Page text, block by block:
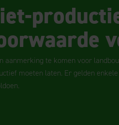
aanmerking te komen voor
moeten laten. Er gelden